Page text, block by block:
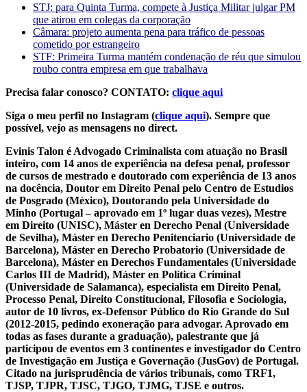
STJ: para Quinta Turma, compete à Justiça Militar julgar PM
que atirou em colegas da corporação
Câmara: projeto aumenta pena para tráfico de pessoas
cometido por estrangeiro
STF: Primeira Turma mantém condenação de réu que simulou
roubo contra empresa em que trabalhava
Precisa falar conosco? CONTATO: clique aqui
Siga o meu perfil no Instagram (clique aqui). Sempre que
possível, vejo as mensagens no direct.
Evinis Talon é Advogado Criminalista com atuação no Brasil
inteiro, com 14 anos de experiência na defesa penal, professor
de cursos de mestrado e doutorado com experiência de 13 anos
na docência, Doutor em Direito Penal pelo Centro de Estudios
de Posgrado (México), Doutorando pela Universidade do
Minho (Portugal – aprovado em 1º lugar duas vezes), Mestre
em Direito (UNISC), Máster en Derecho Penal (Universidade
de Sevilha), Máster en Derecho Penitenciario (Universidade de
Barcelona), Máster en Derecho Probatorio (Universidade de
Barcelona), Máster en Derechos Fundamentales (Universidade
Carlos III de Madrid), Máster en Política Criminal
(Universidade de Salamanca), especialista em Direito Penal,
Processo Penal, Direito Constitucional, Filosofia e Sociologia,
autor de 10 livros, ex-Defensor Público do Rio Grande do Sul
(2012-2015, pedindo exoneração para advogar. Aprovado em
todas as fases durante a graduação), palestrante que já
participou de eventos em 3 continentes e investigador do Centro
de Investigação em Justiça e Governação (JusGov) de Portugal.
Citado na jurisprudência de vários tribunais, como TRF1,
TJSP, TJPR, TJSC, TJGO, TJMG, TJSE e outros.